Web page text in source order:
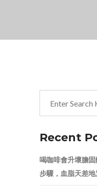
Recent
喝咖啡會升壞膽
步驟，血脂天差地